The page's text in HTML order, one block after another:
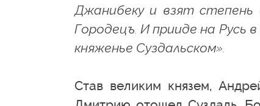
Джанибеку и взят
Городецъ. И прииде на Русь
княженье Суздальском».
Став великим князем,